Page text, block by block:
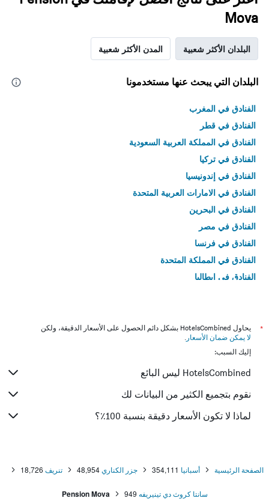
Mova
البلدان الأكثر شعبية المدن الأكثر شعبية
البلدان التي يبحث عنها مستخدمونا
الفنادق في المغرب
الفنادق في قطر
الفنادق في المملكة العربية السعودية
الفنادق في تركيا
الفنادق في إندونيسيا
الفنادق في الامارات العربية المتحدة
الفنادق في البحرين
الفنادق في مصر
الفنادق في فرنسا
الفنادق في المملكة المتحدة
الفنادق في إيطاليا
*
يحاول HotelsCombined بشكل دائم الحصول على الأسعار الدقيقة، ولكن
لا يمكن ضمان الأسعار .
إليك السبب:
HotelsCombined ليس البائع
نقوم بتجميع الكثير من البيانات لك
لماذا لا تكون الأسعار دقيقة بنسبة 100٪؟
الصفحة الرئيسية أسبانيا 354,111 جزر الكناري 48,954 تنريف 18,726
سانتا كروث دي تينيريفه 949
Pension Mova